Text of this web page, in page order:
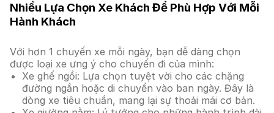
Nhiều Lựa Chọn Xe Khách Để Phù Hợp Với Mỗi
Hành Khách
Với hơn 1 chuyến xe mỗi ngày, bạn dễ dàng chọn
được loại xe ưng ý cho chuyến đi của mình:
Xe ghế ngồi: Lựa chọn tuyệt vời cho các chặng
đường ngắn hoặc di chuyển vào ban ngày. Đây là
dòng xe tiêu chuẩn, mang lại sự thoải mái cơ bản.